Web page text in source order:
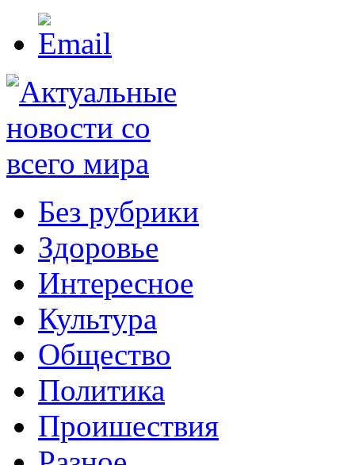
Без рубрики
Здоровье
Интересное
Культура
Общество
Политика
Проишествия